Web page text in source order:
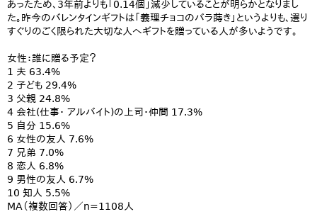
あったため、3年前よりも「0.14個」減少していることが明らかとなりまし
た。昨今のバレンタインギフトは「義理チョコのバラ蒔き」というよりも、選り
すぐりのごく限られた大切な人へギフトを贈っている人が多いようです。
女性：誰に贈る予定？
1 夫 63.4%
2 子ども 29.4%
3 父親 24.8%
4 会社(仕事・ アルバイト)の上司・仲間 17.3%
5 自分 15.6%
6 女性の友人 7.6%
7 兄弟 7.0%
8 恋人 6.8%
9 男性の友人 6.7%
10 知人 5.5%
MA（複数回答）／n=1108人